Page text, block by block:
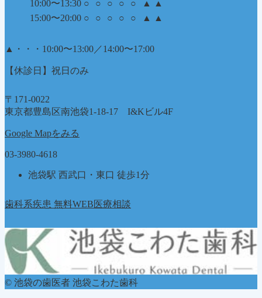
10:00〜13:30 ○ ○ ○ ○ ○ ▲
▲
15:00〜20:00 ○ ○ ○ ○ ○ ▲ ▲
▲ ・・・10:00〜13:00／14:00〜17:00
【休診日】祝日のみ
〒171-0022
東京都豊島区南池袋1-18-17 I&Kビル4F
Google Mapをみる
03-3980-4618
池袋駅 西武口・東口 徒歩1分
歯科系疾患 無料WEB医療相談
© 池袋の歯医者 池袋こわた歯科